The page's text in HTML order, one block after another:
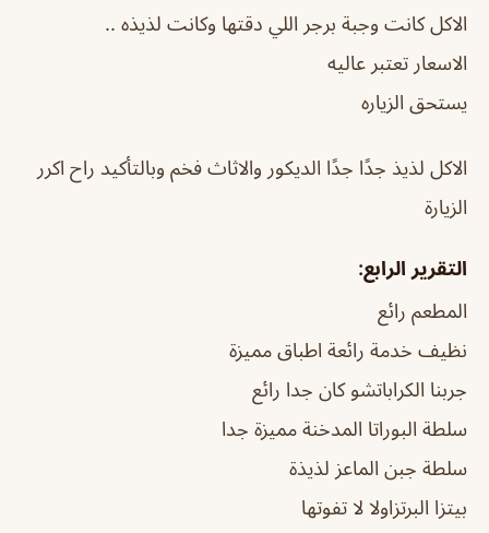
الاكل كانت وجبة برجر اللي دقتها وكانت لذيذه ..
الاسعار تعتبر عاليه
يستحق الزياره
الاكل لذيذ جدًا جدًا الديكور والاثاث فخم وبالتأكيد راح اكرر
الزيارة
التقرير الرابع:
المطعم رائع
نظيف خدمة رائعة اطباق مميزة
جربنا الكراباتشو كان جدا رائع
سلطة البوراتا المدخنة مميزة جدا
سلطة جبن الماعز لذيذة
بيتزا البرتزاولا لا تفوتها